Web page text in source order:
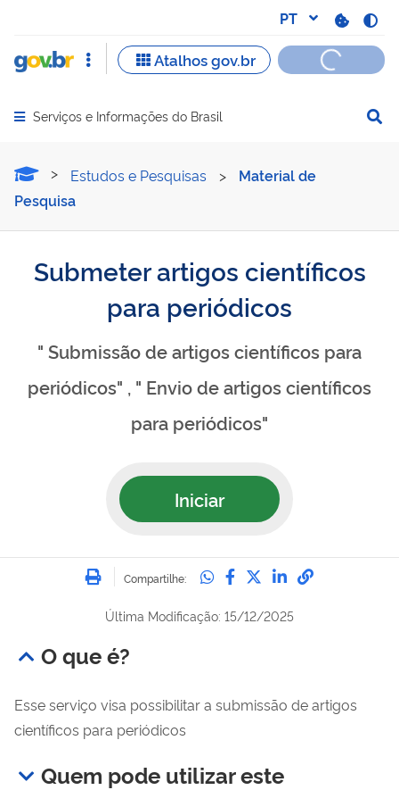
Abrir menu principal de navegação
Serviços e Informações do Brasil
Submeter artigos
Estudos e Pesquisas >
Material de
Pesquisa
Submeter artigos científicos
para periódicos
" Submissão de artigos científicos para
periódicos" , " Envio de artigos científicos
para periódicos"
Iniciar
Imprimir
Compartilhe: Compartilhe no
Compartilhe no
Compartilhe no
Compartilhe
Última Modificação: 15/12/2025
O que é?
Esse serviço visa possibilitar a submissão de artigos
científicos para periódicos
Quem pode utilizar este